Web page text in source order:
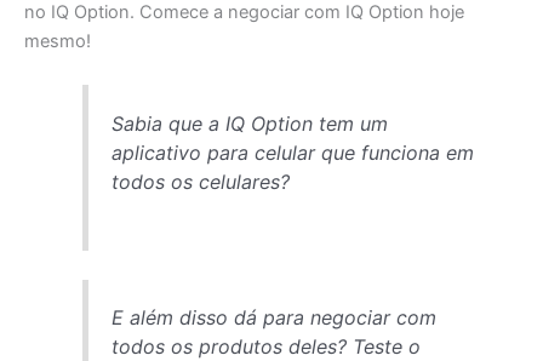
no IQ Option. Comece a negociar com IQ Option hoje
mesmo!
Sabia que a IQ Option tem um
aplicativo para celular que funciona em
todos os celulares?
E além disso dá para negociar com
todos os produtos deles? Teste o